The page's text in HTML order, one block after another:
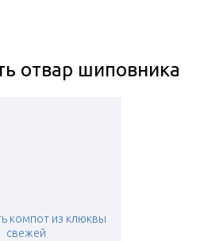
отвар шиповника
компот из клюквы
свежей